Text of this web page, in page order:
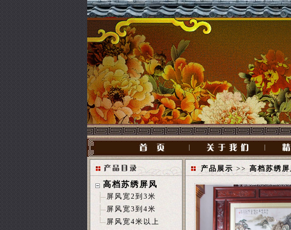
高档苏绣屏风
屏风宽2到3米
屏风宽3到4米
屏风宽4米以上
产品展示>>高档苏绣屏